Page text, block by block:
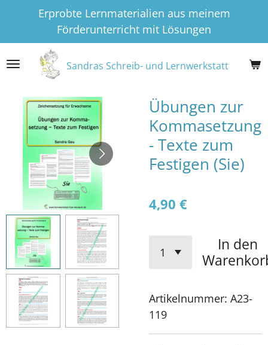
Hauptinhalt
springen
Sandras Schreib- und Lernwerkstatt
Erprobte Lernmaterialien aus meinem
Förderunterricht mit Lösungen
Übungen zur
Kommasetzung
- Texte zum
Festigen (Sie)
4,90 €
In den
Artikelnummer: A23-
119